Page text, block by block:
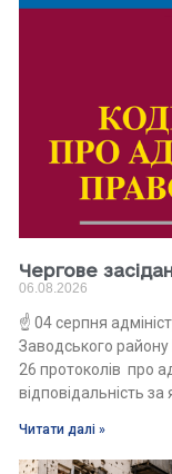
Чергове
06.08.2026
☝️ 04 серпня
Заводського району
26 протоколів про
відповідальність
Читати далі »